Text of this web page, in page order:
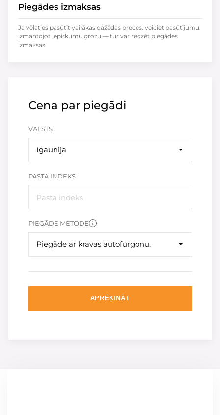
Cena par piegādi
VALSTS
Igaunija
PASTA INDEKS
PIEGĀDE METODE
Piegāde ar kravas autofurgonu.
APRĒĶINĀT
Piegādes izmaksas
Ja vēlaties pasūtīt vairākas dažādas preces, veiciet pasūtījumu,
izmantojot iepirkumu grozu — tur var redzēt piegādes
izmaksas.